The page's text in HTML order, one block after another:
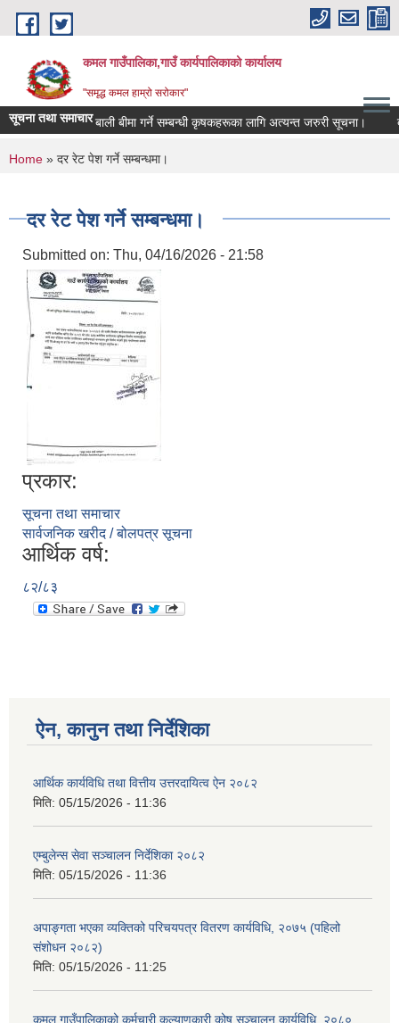
Skip to main content
कमल गाउँपालिका,गाउँ कार्यपालिकाको कार्यालय
"समृद्ध कमल हाम्रो सरोकार"
सूचना तथा समाचारबाली बीमा गर्ने सम्बन्धी कृषकहरूका लागि अत्यन्त जरुरी सूचना।
You are here
Home » दर रेट पेश गर्ने सम्बन्धमा।
दर रेट पेश गर्ने सम्बन्धमा।
Submitted on: Thu, 04/16/2026 - 21:58
प्रकार:
सूचना तथा समाचार
सार्वजनिक खरीद / बोलपत्र सूचना
आर्थिक वर्ष:
८२/८३
ऐन, कानुन तथा निर्देशिका
आर्थिक कार्यविधि तथा वित्तीय उत्तरदायित्व ऐन २०८२
मिति: 05/15/2026 - 11:36
एम्बुलेन्स सेवा सञ्चालन निर्देशिका २०८२
मिति: 05/15/2026 - 11:36
अपाङ्गता भएका व्यक्तिको परिचयपत्र वितरण कार्यविधि, २०७५ (पहिलो
संशोधन २०८२)
मिति: 05/15/2026 - 11:25
कमल गाउँपालिकाको कर्मचारी कल्याणकारी कोष सञ्चालन कार्यविधि, २०८०